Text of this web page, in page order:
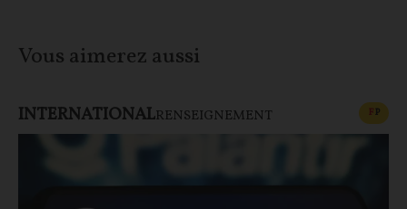
Vous aimerez aussi
INTERNATIONALRENSEIGNEMENT FP